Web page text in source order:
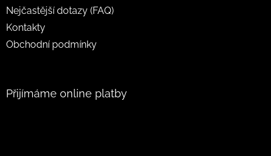
Nejčastější dotazy (FAQ)
Kontakty
Obchodní podmínky
Přijímáme online platby